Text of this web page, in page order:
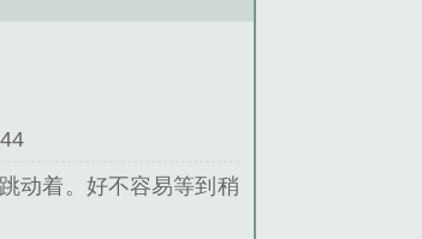
动着。好不容易等到稍